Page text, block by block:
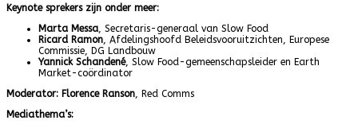
Keynote sprekers zijn onder meer:
Marta Messa , Secretaris-generaal van Slow Food
Ricard Ramon , Afdelingshoofd Beleidsvooruitzichten, Europese
Commissie, DG Landbouw
Yannick Schandené, Slow Food-gemeenschapsleider en Earth
Market-coördinator
Moderator: Florence Ranson , Red Comms
Mediathema’s: